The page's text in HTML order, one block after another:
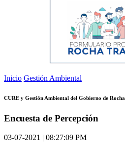
Inicio Gestión Ambiental
CURE y Gestión Ambiental del Gobierno de Rocha
Encuesta de Percepción
03-07-2021 | 08:27:09 PM